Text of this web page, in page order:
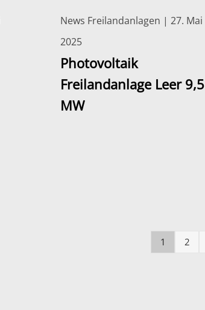
News Freilandanlagen | 27. Mai
2025
Photovoltaik
Freilandanlage Leer 9,5
MW
1 2